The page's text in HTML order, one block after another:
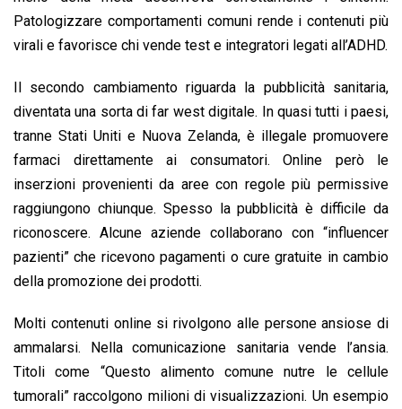
Patologizzare comportamenti comuni rende i contenuti più
virali e favorisce chi vende test e integratori legati all’ADHD.
Il secondo cambiamento riguarda la pubblicità sanitaria,
diventata una sorta di far west digitale. In quasi tutti i paesi,
tranne Stati Uniti e Nuova Zelanda, è illegale promuovere
farmaci direttamente ai consumatori. Online però le
inserzioni provenienti da aree con regole più permissive
raggiungono chiunque. Spesso la pubblicità è difficile da
riconoscere. Alcune aziende collaborano con “influencer
pazienti” che ricevono pagamenti o cure gratuite in cambio
della promozione dei prodotti.
Molti contenuti online si rivolgono alle persone ansiose di
ammalarsi. Nella comunicazione sanitaria vende l’ansia.
Titoli come “Questo alimento comune nutre le cellule
tumorali” raccolgono milioni di visualizzazioni. Un esempio